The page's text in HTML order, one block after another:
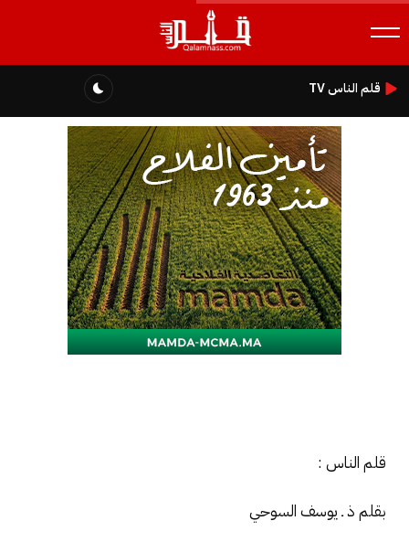
قلم الناس TV
قلم الناس :
بقلم ذ ـ يوسف السوحي